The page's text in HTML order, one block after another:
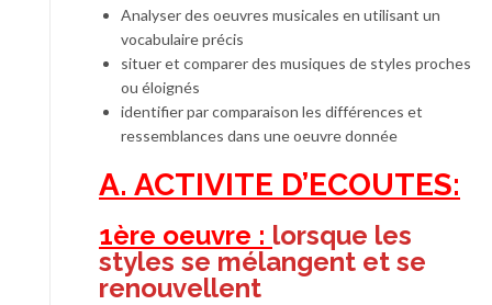
Analyser des oeuvres musicales en utilisant un
vocabulaire précis
situer et comparer des musiques de styles proches
ou éloignés
identifier par comparaison les différences et
ressemblances dans une oeuvre donnée
A. ACTIVITE D’ECOUTES:
1ère oeuvre : lorsque les
styles se mélangent et se
renouvellent